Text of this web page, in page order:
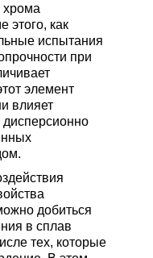
хрома
этого, как
испытания
при
элемент
влияет
добиться
в сплав
тех, которые